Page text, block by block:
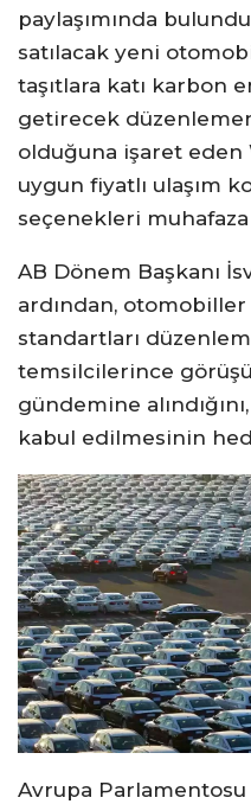
paylaşımında
satılacak yeni
taşıtlara katı karbon
getirecek
olduğuna işaret eden
uygun fiyatlı ulaşım
seçenekleri
AB Dönem Başkanı
ardından,
standartları
temsilcilerince
gündemine
kabul edilmesinin
Avrupa Parlamentosu